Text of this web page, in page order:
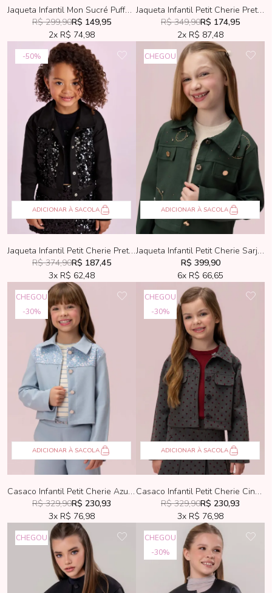
Jaqueta Infantil Mon Sucré Puffer Corações 01
R$ 299,90R$ 149,95
2x R$ 74,98
Jaqueta Infantil Petit Cherie Preta Com Brilhos
R$ 349,90R$ 174,95
2x R$ 87,48
50%
ADICIONAR À SACOLA
Jaqueta Infantil Petit Cherie Preta Com Paetês
R$ 374,90R$ 187,45
3x R$ 62,48
CHEGOU
ADICIONAR À SACOLA
Jaqueta Infantil Petit Cherie Sarja Verde Bordado Dourado
R$ 399,90
6x R$ 66,65
30%
CHEGOU
ADICIONAR À SACOLA
Casaco Infantil Petit Cherie Azul Com Paetês
R$ 329,90R$ 230,93
3x R$ 76,98
30%
CHEGOU
ADICIONAR À SACOLA
Casaco Infantil Petit Cherie Cinza Com Corações
R$ 329,90R$ 230,93
3x R$ 76,98
CHEGOU
30%
CHEGOU